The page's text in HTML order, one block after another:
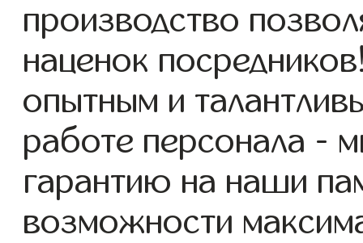
производство
наценок
опытным и
работе персонала -
гарантию на наши
возможности